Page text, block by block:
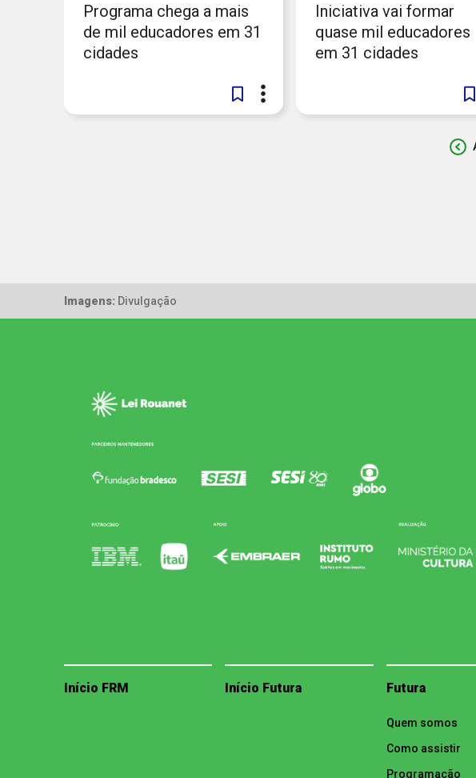
Programa chega a mais
de mil educadores em 31
cidades
Iniciativa vai formar
quase mil educadores
em 31 cidades
Imagens: Divulgação
Início FRM Início Futura Futura
Quem somos
Como assistir
Programação